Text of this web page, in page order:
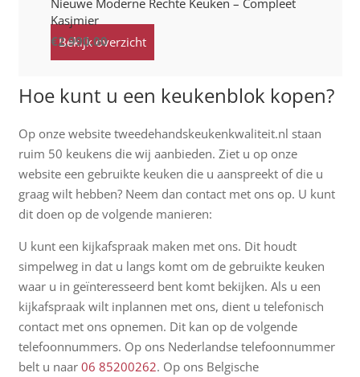
Nieuwe Moderne Rechte Keuken – Compleet
Kasjmier
€2,990.00
Bekijk overzicht
Hoe kunt u een keukenblok kopen?
Op onze website tweedehandskeukenkwaliteit.nl staan
ruim 50 keukens die wij aanbieden. Ziet u op onze
website een gebruikte keuken die u aanspreekt of die u
graag wilt hebben? Neem dan contact met ons op. U kunt
dit doen op de volgende manieren:
U kunt een kijkafspraak maken met ons. Dit houdt
simpelweg in dat u langs komt om de gebruikte keuken
waar u in geïnteresseerd bent komt bekijken. Als u een
kijkafspraak wilt inplannen met ons, dient u telefonisch
contact met ons opnemen. Dit kan op de volgende
telefoonnummers. Op ons Nederlandse telefoonnummer
belt u naar 06 85200262. Op ons Belgische